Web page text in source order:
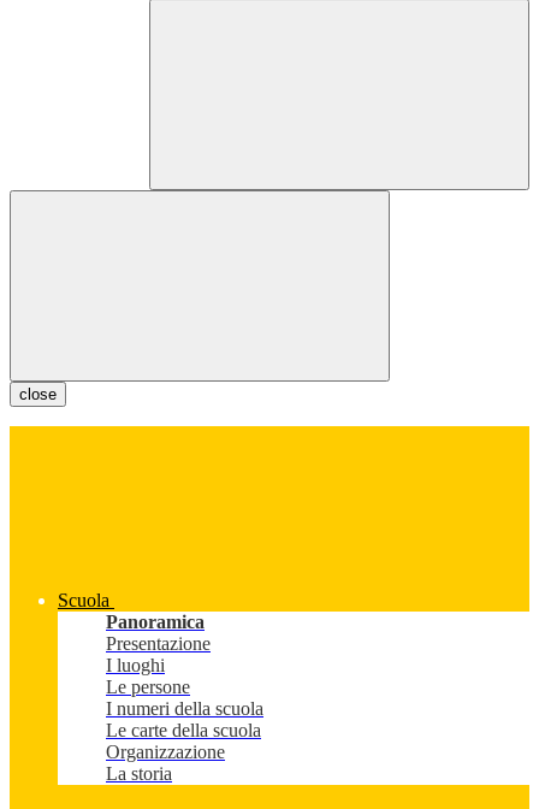
close
Scuola
Panoramica
Presentazione
I luoghi
Le persone
I numeri della scuola
Le carte della scuola
Organizzazione
La storia